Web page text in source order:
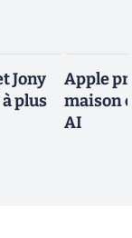
Jony
plus
Apple
maison
AI